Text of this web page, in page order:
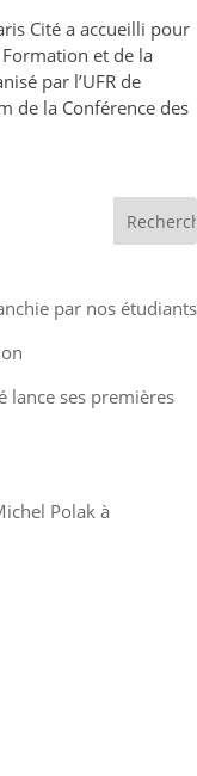
Cité a accueilli pour
et de la
par l’UFR de
de la Conférence des
par nos étudiants
lance ses premières
Polak à